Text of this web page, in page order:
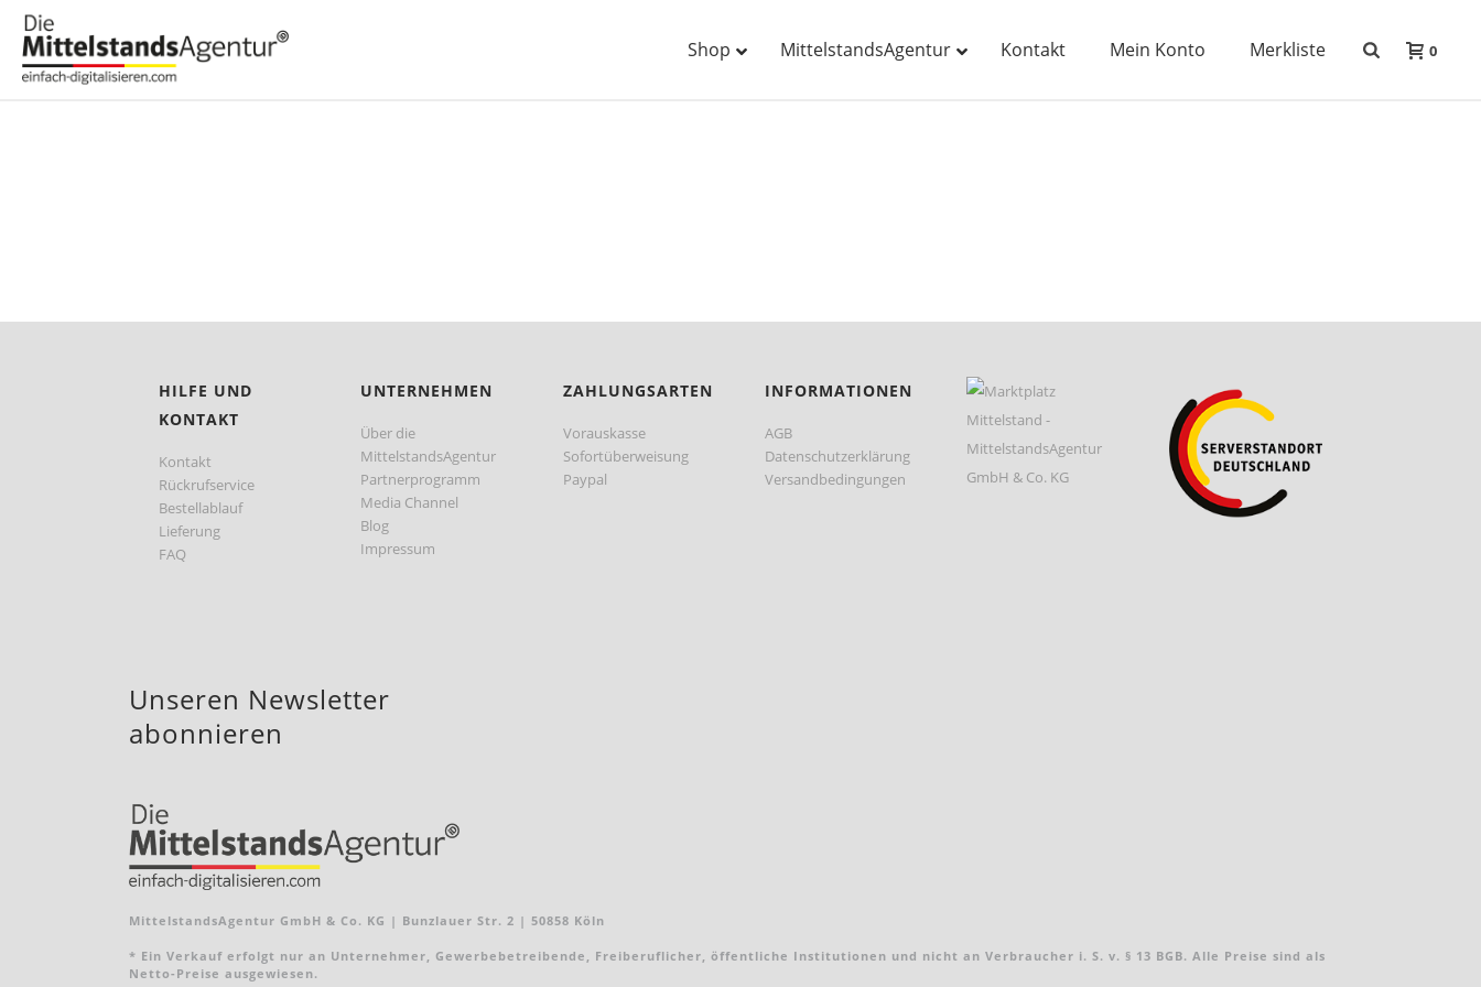
Shop MittelstandsAgentur Kontakt Mein Konto Merkliste 0
HILFE UND
KONTAKT
Kontakt
Rückrufservice
Bestellablauf
Lieferung
FAQ
UNTERNEHMEN
Über die
MittelstandsAgentur
Partnerprogramm
Media Channel
Blog
Impressum
ZAHLUNGSARTEN
Vorauskasse
Sofortüberweisung
Paypal
INFORMATIONEN
AGB
Datenschutzerklärung
Versandbedingungen
Unseren Newsletter
abonnieren
MittelstandsAgentur GmbH & Co. KG | Bunzlauer Str. 2 | 50858 Köln
* Ein Verkauf erfolgt nur an Unternehmer, Gewerbebetreibende, Freiberuflicher, öffentliche Institutionen und nicht an Verbraucher i. S. v. § 13 BGB. Alle Preise sind als
Netto-Preise ausgewiesen.